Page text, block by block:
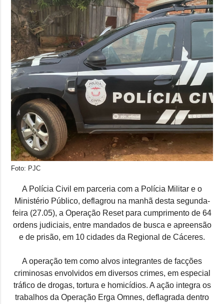
Foto: PJC
A Polícia Civil em parceria com a Polícia Militar e o
Ministério Público, deflagrou na manhã desta segunda-
feira (27.05), a Operação Reset para cumprimento de 64
ordens judiciais, entre mandados de busca e apreensão
e de prisão, em 10 cidades da Regional de Cáceres.
A operação tem como alvos integrantes de facções
criminosas envolvidos em diversos crimes, em especial
tráfico de drogas, tortura e homicídios. A ação integra os
trabalhos da Operação Erga Omnes, deflagrada dentro